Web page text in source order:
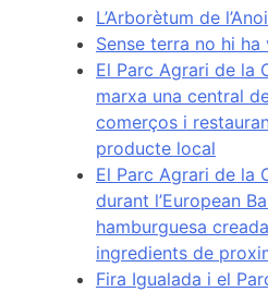
L’Arborètum de
Sense terra no hi ha
El Parc Agrari de la
marxa una central
comerços i
producte local
El Parc Agrari de la
durant l’European
hamburguesa
ingredients de
Fira Igualada i el